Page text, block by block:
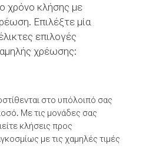
χρόνο κλήσης με
Επιλέξτε μία
επιλογές
χρέωσης:
στο υπόλοιπό σας
Με τις μονάδες σας
κλήσεις προς
με τις χαμηλές τιμές